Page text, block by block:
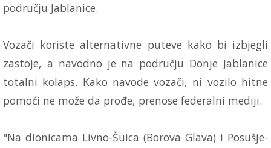
području Jablanice.
Vozači koriste alternativne puteve kako bi izbjegli
zastoje, a navodno je na području Donje Jablanice
totalni kolaps. Kako navode vozači, ni vozilo hitne
pomoći ne može da prođe, prenose federalni mediji.
"Na dionicama Livno-Šuica (Borova Glava) i Posušje-